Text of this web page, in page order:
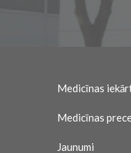
Medicīnas
Medicīnas
Jaunumi